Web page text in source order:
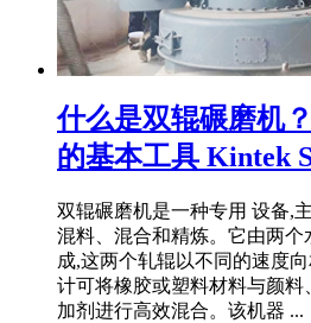
什么是双辊碾磨机
的基本工具 Kintek
双辊碾磨机是一种专用 设备,
混料、混合和精炼。它由两个
成,这两个轧辊以不同的速度
计可将橡胶或塑料材料与颜
加剂进行高效混合。该机器 ...